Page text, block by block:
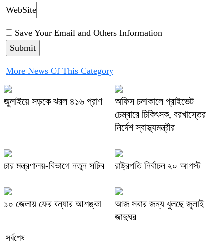
WebSite
Save Your Email and Others Information
More News Of This Category
জুলাইয়ে সড়কে ঝরল ৪১৬ প্রাণ
অফিস চলাকালে প্রাইভেট
চেম্বারে চিকিৎসক, বরখাস্তের
নির্দেশ স্বাস্থ্যমন্ত্রীর
চার মন্ত্রণালয়-বিভাগে নতুন সচিব রাষ্ট্রপতি নির্বাচন ২০ আগস্ট
১০ জেলায় ফের বন্যার আশঙ্কা
আজ সবার জন্য খুলছে জুলাই
জাদুঘর
সর্বশেষ